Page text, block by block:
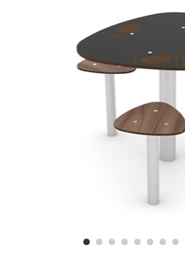
Logga in / Registrera dig
Hitta din säljare